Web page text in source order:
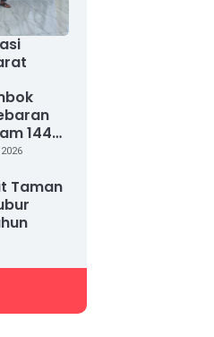
1448
Yatim
Taman